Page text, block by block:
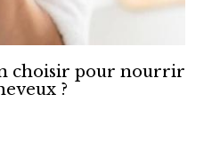
choisir pour nourrir
?